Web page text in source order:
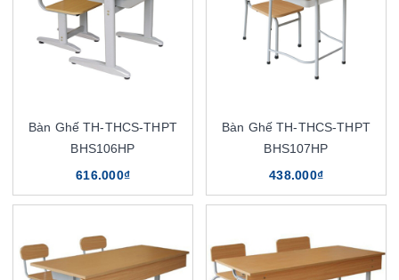
Bàn Ghế TH-THCS-THPT
BHS106HP
616.000₫
Bàn Ghế TH-THCS-THPT
BHS107HP
438.000₫